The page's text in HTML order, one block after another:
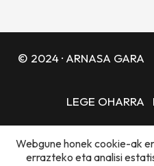
© 2024 · ARNASA GARA
LEGE OHARRA
ANTOLATZAILEAK
Webgune honek cookie-ak
errazteko eta analisi